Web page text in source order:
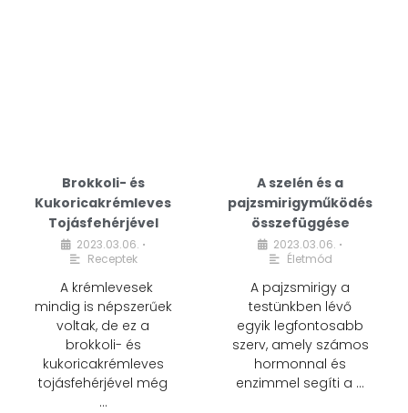
Brokkoli- és
Kukoricakrémleves
Tojásfehérjével
2023.03.06. •
Receptek
A krémlevesek
mindig is népszerűek
voltak, de ez a
brokkoli- és
kukoricakrémleves
tojásfehérjével még
…
A szelén és a
pajzsmirigyműködés
összefüggése
2023.03.06. •
Életmód
A pajzsmirigy a
testünkben lévő
egyik legfontosabb
szerv, amely számos
hormonnal és
enzimmel segíti a …